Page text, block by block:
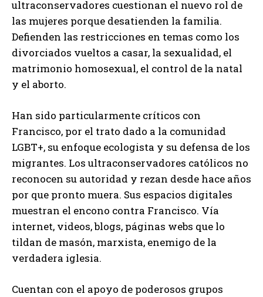
ultraconservadores cuestionan el nuevo rol de
las mujeres porque desatienden la familia.
Defienden las restricciones en temas como los
divorciados vueltos a casar, la sexualidad, el
matrimonio homosexual, el control de la natal
y el aborto.
Han sido particularmente críticos con
Francisco, por el trato dado a la comunidad
LGBT+, su enfoque ecologista y su defensa de los
migrantes. Los ultraconservadores católicos no
reconocen su autoridad y rezan desde hace años
por que pronto muera. Sus espacios digitales
muestran el encono contra Francisco. Vía
internet, videos, blogs, páginas webs que lo
tildan de masón, marxista, enemigo de la
verdadera iglesia.
Cuentan con el apoyo de poderosos grupos